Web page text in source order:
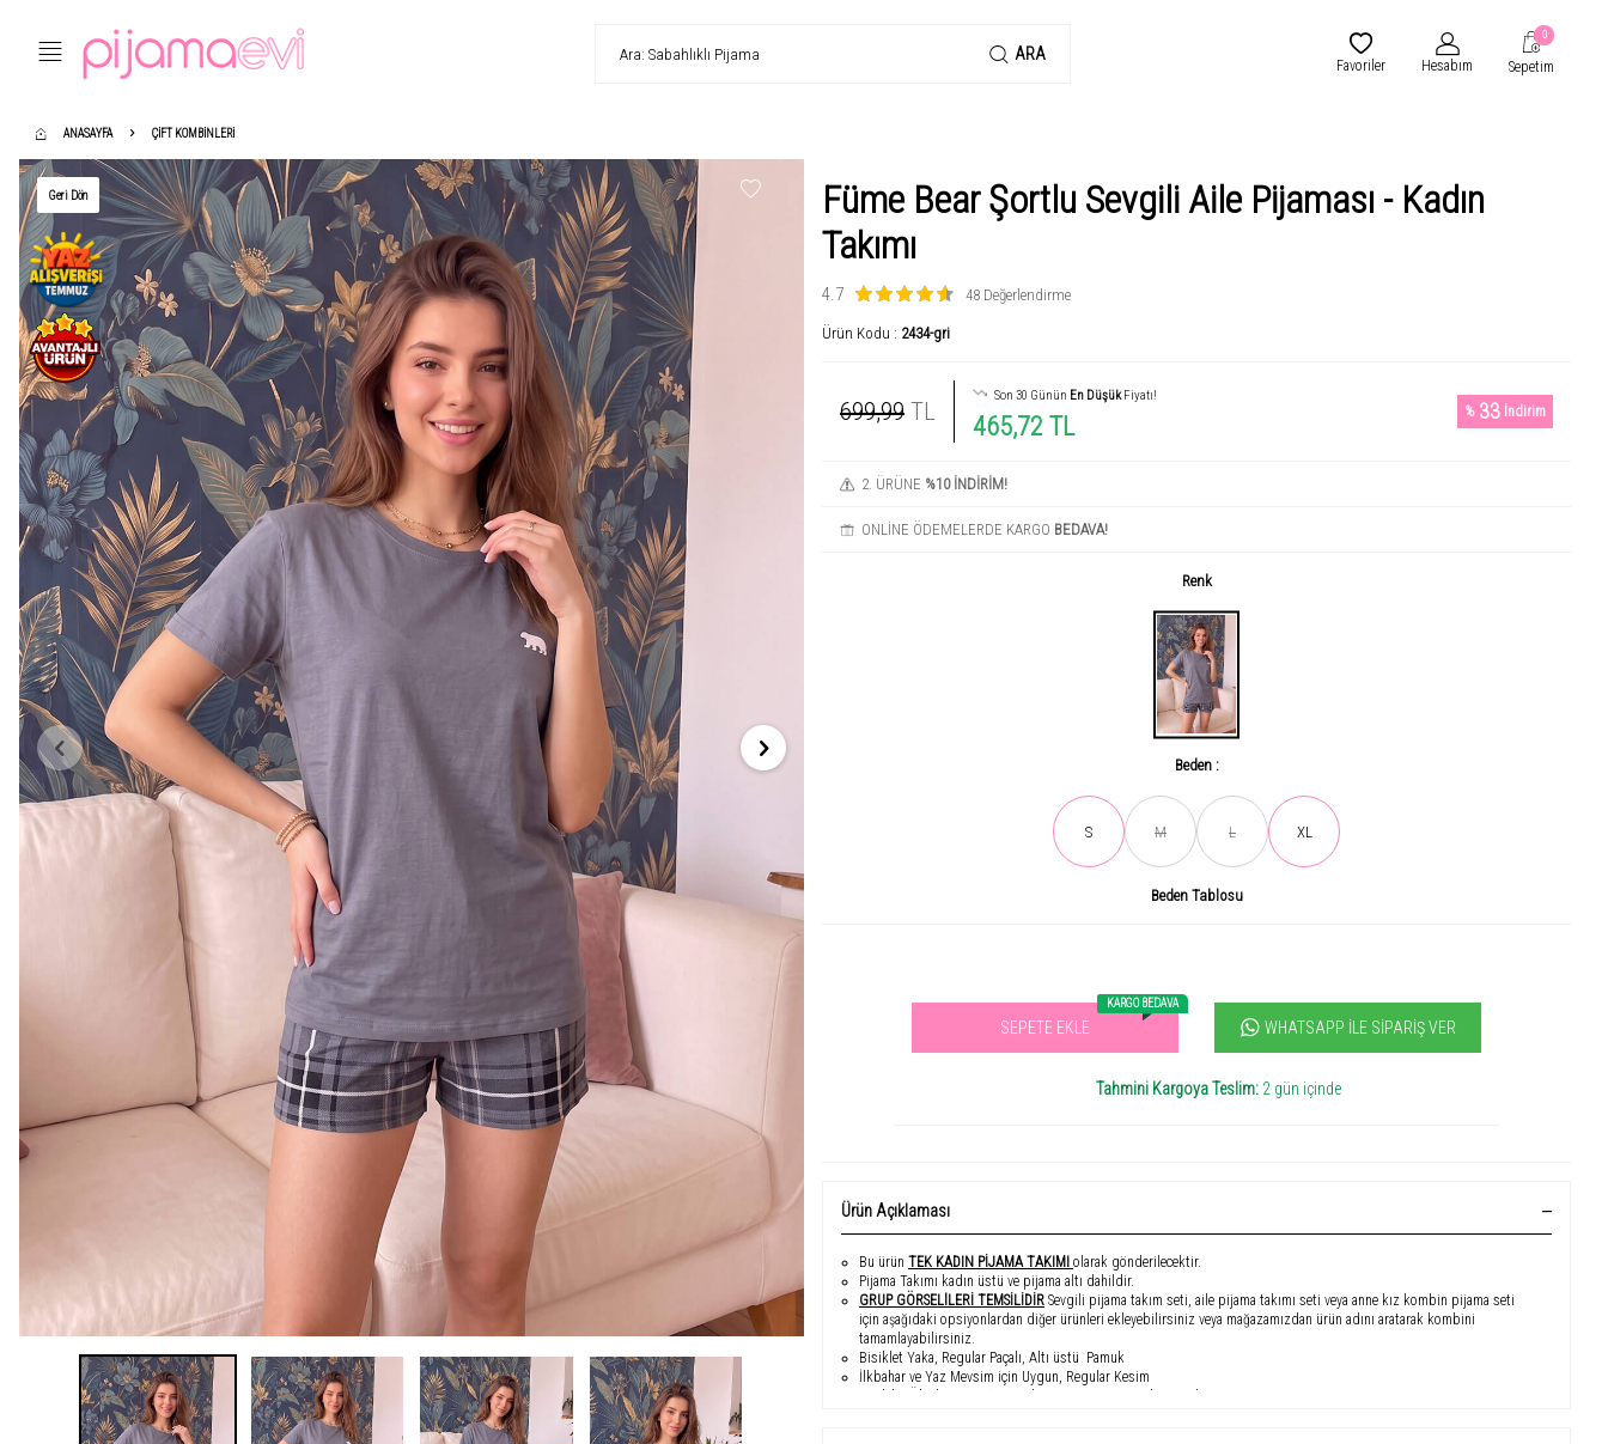
ARA
Favoriler Hesabım
0
Sepetim
ANASAYFA ÇIFT KOMBINLERI
Geri Dön
Füme Bear Şortlu Sevgili Aile Pijaması - Kadın
Takımı
4.7 48 Değerlendirme
Ürün Kodu : 2434-gri
699,99 TL
Son 30 Günün En DüşükFiyatı!
465,72 TL %33 İndirim
2. ÜRÜNE %10 İNDİRİM!
ONLİNE ÖDEMELERDE KARGO BEDAVA!
Renk
Beden :
S M L XL
Beden Tablosu
Son gün içerisinde518 kişi tarafından incelendi!
Sevilen ürün! 11.3B kişi favoriledi!+1062ürün satıldı
SEPETE EKLE
KARGO BEDAVA
WHATSAPP İLE SIPARIŞ VER
Tahmini Kargoya Teslim: 2 gün içinde
Ürün Açıklaması
Bu ürün TEK KADIN PİJAMA TAKIMI olarak gönderilecektir.
Pijama Takımı kadın üstü ve pijama altı dahildir.
GRUP GÖRSELlLERİ TEMSİLİDİR Sevgili pijama takım seti, aile pijama takımı seti veya anne kız kombin pijama seti
için aşağıdaki opsiyonlardan diğer ürünleri ekleyebilirsiniz veya mağazamızdan ürün adını aratarak kombini
tamamlayabilirsiniz.
Bisiklet Yaka, Regular Paçalı, Altı üstü Pamuk
İlkbahar ve Yaz Mevsim için Uygun, Regular Kesim